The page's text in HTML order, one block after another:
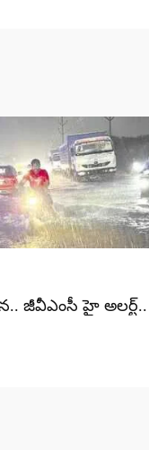
జీవీఎంసీ హై అలర్ట్..